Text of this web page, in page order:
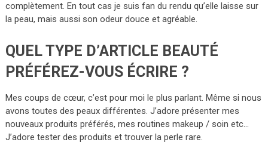
complètement. En tout cas je suis fan du rendu qu’elle laisse sur
la peau, mais aussi son odeur douce et agréable.
QUEL TYPE D’ARTICLE BEAUTÉ
PRÉFÉREZ-VOUS ÉCRIRE ?
Mes coups de cœur, c’est pour moi le plus parlant. Même si nous
avons toutes des peaux différentes. J’adore présenter mes
nouveaux produits préférés, mes routines makeup / soin etc…
J’adore tester des produits et trouver la perle rare.